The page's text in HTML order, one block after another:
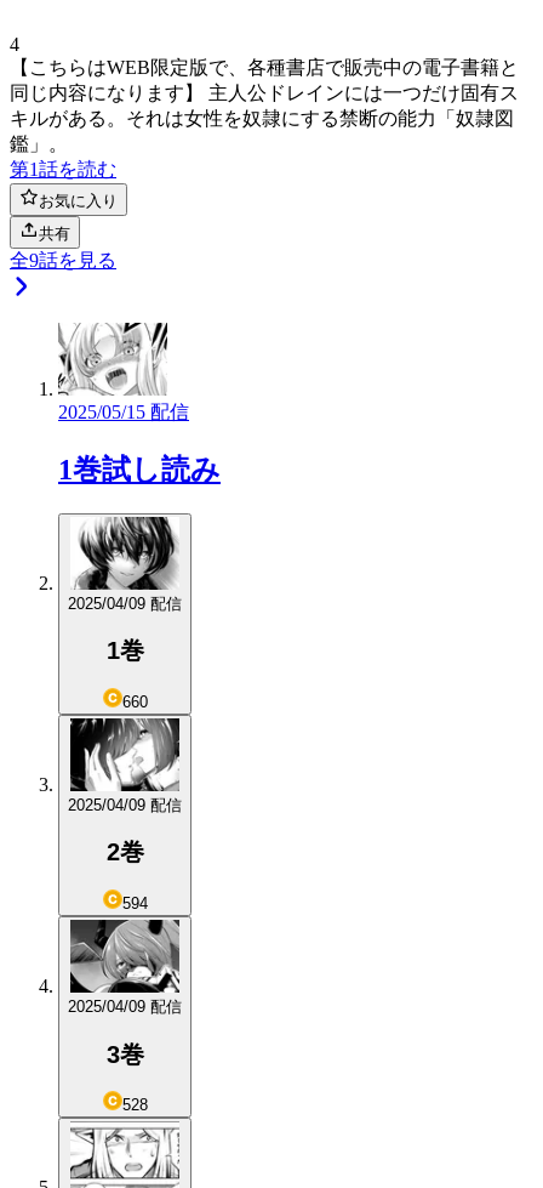
4
【こちらはWEB限定版で、各種書店で販売中の電子書籍と
同じ内容になります】 主人公ドレインには一つだけ固有ス
キルがある。それは女性を奴隷にする禁断の能力「奴隷図
鑑」。
第1話を読む
お気に入り
共有
全9話を見る
2025/05/15 配信
1巻試し読み
2025/04/09 配信
1巻
660
2025/04/09 配信
2巻
594
2025/04/09 配信
3巻
528